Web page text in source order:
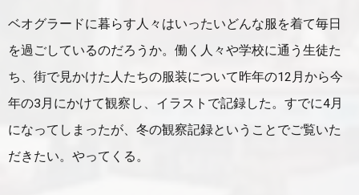
ベオグラードに暮らす人々はいったいどんな服を着て毎日
を過ごしているのだろうか。働く人々や学校に通う生徒た
ち、街で見かけた人たちの服装について昨年の12月から今
年の3月にかけて観察し、イラストで記録した。すでに4月
になってしまったが、冬の観察記録ということでご覧いた
だきたい。やってくる。